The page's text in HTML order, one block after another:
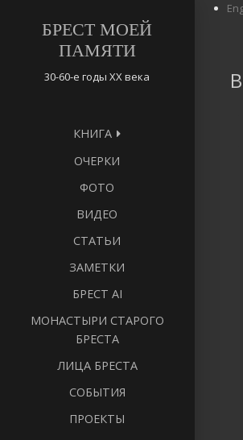
БРЕСТ МОЕЙ
ПАМЯТИ
30-60-е годы ХХ века
КНИГА
ОЧЕРКИ
ФОТО
ВИДЕО
СТАТЬИ
ЗАМЕТКИ
БРЕСТ AI
МОНАСТЫРИ СТАРОГО
БРЕСТА
ЛИЦА БРЕСТА
СОБЫТИЯ
ПРОЕКТЫ